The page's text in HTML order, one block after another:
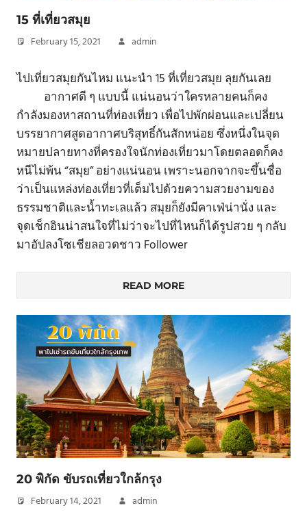
15 ที่เที่ยวสมุย
February 15, 2021 admin
ไปเที่ยวสมุยกันไหม แนะนำ 15 ที่เที่ยวสมุย ลุยกันเลย
อากาศดี ๆ แบบนี้ แน่นอนว่าใครหลายคนก็คง
กำลังมองหาสถานที่ท่องเที่ยว เพื่อไปพักผ่อนและเปลี่ยน
บรรยากาศสูดอากาศบริสุทธิ์กันสักหน่อย ซึ่งหนึ่งในจุด
หมายปลายทางที่ครองใจนักท่องเที่ยวมาโดยตลอดก็คง
หนีไม่พ้น “สมุย” อย่างแน่นอน เพราะนอกจากจะขึ้นชื่อ
ว่าเป็นแหล่งท่องเที่ยวที่เต็มไปด้วยความสวยงามของ
ธรรมชาติและน้ำทะเลแล้ว สมุยก็ยังมีคาเฟ่น่านั่ง และ
จุดเช็กอินน่าสนใจที่ไม่ว่าจะไปที่ไหนก็ได้รูปสวย ๆ กลับ
มาอัปลงโซเชียลอวดชาว Follower
READ MORE
20 พิกัด ขับรถเที่ยวใกล้กรุง
February 14, 2021 admin